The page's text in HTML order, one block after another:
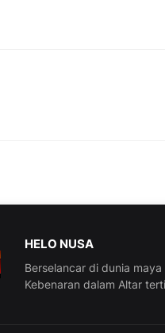
HELO NUSA
Berselancar di dunia
Kebenaran dalam Altar